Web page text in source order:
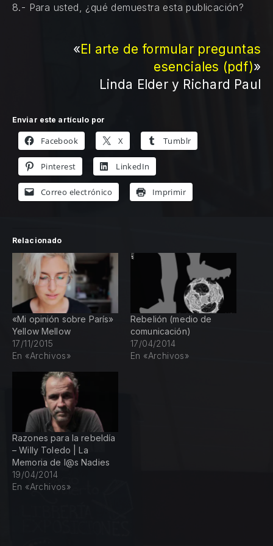
8.- Para usted, ¿qué demuestra esta publicación?
«El arte de formular preguntas
esenciales (pdf)»
Linda Elder y Richard Paul
Enviar este artículo por
Facebook X Tumblr
Pinterest LinkedIn
Correo electrónico Imprimir
Relacionado
«Mi opinión sobre París»
Yellow Mellow
17/11/2015
En «Archivos»
Rebelión (medio de
comunicación)
17/04/2014
En «Archivos»
Razones para la rebeldía
– Willy Toledo | La
Memoria de l@s Nadies
19/04/2014
En «Archivos»